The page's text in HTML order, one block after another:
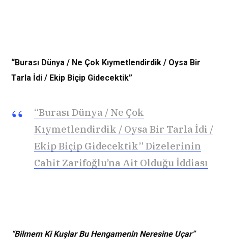
“Burası Dünya / Ne Çok Kıymetlendirdik / Oysa Bir
Tarla İdi / Ekip Biçip Gidecektik”
“Burası Dünya / Ne Çok
Kıymetlendirdik / Oysa Bir Tarla İdi /
Ekip Biçip Gidecektik” Dizelerinin
Cahit Zarifoğlu’na Ait Olduğu İddiası
“Bilmem Ki Kuşlar Bu Hengamenin Neresine Uçar”